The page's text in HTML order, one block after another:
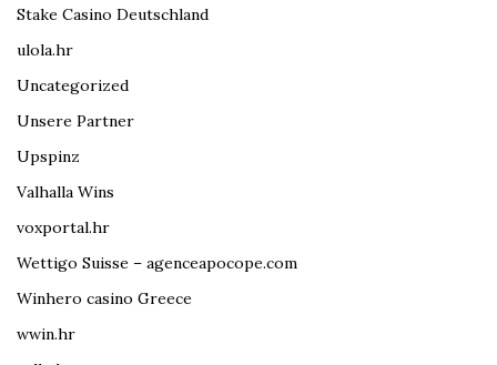
Stake Casino Deutschland
ulola.hr
Uncategorized
Unsere Partner
Upspinz
Valhalla Wins
voxportal.hr
Wettigo Suisse – agenceapocope.com
Winhero casino Greece
wwin.hr